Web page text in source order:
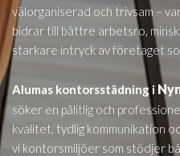
välorganiserad och trivsam –
bidrar till bättre arbetsro,
starkare intryck av företaget
Alumas kontorsstädning i
söker en pålitlig och
kvalitet, tydlig kommunikation
vi kontorsmiljöer som stödjer